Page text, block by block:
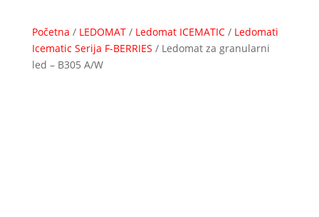
Početna / LEDOMAT/ Ledomat ICEMATIC/ Ledomati
Icematic Serija F-BERRIES / Ledomat za granularni
led – B305 A/W